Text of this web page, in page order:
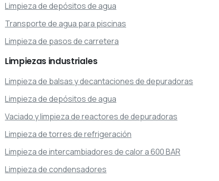
Limpieza de depósitos de agua
Transporte de agua para piscinas
Limpieza de pasos de carretera
Limpiezas industriales
Limpieza de balsas y decantaciones de depuradoras
Limpieza de depósitos de agua
Vaciado y limpieza de reactores de depuradoras
Limpieza de torres de refrigeración
Limpieza de intercambiadores de calor a 600 BAR
Limpieza de condensadores